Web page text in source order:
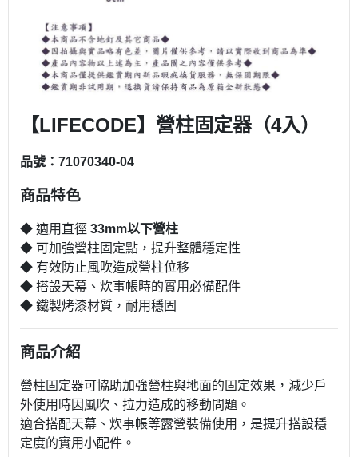
【LIFECODE】營柱固定器（4入）
品號：71070340-04
商品特色
◆ 適用直徑 33mm以下營柱
◆ 可加強營柱固定點，提升整體穩定性
◆ 有效防止風吹造成營柱位移
◆ 搭設天幕、炊事帳時的實用必備配件
◆ 鐵製烤漆材質，耐用穩固
商品介紹
營柱固定器可協助加強營柱與地面的固定效果，減少戶
外使用時因風吹、拉力造成的移動問題。
適合搭配天幕、炊事帳等露營裝備使用，是提升搭設穩
定度的實用小配件。